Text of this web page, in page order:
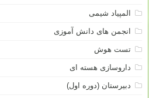
المپیاد شیمی
انجمن های دانش آموزی
تست هوش
داروسازی هسته ای
دبیرستان (دوره اول)